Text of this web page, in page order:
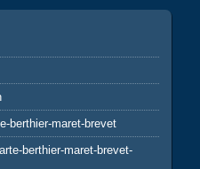
berthier-maret-brevet
berthier-maret-brevet-